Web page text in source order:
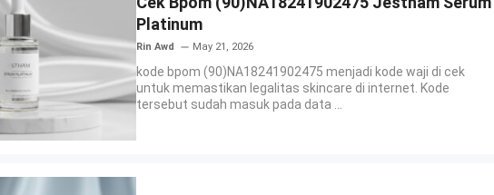
Platinum
Rin Awd May 21, 2026
kode bpom (90)NA18241902475 menjadi kode waji di cek
untuk memastikan legalitas skincare di internet. Kode
tersebut sudah masuk pada data ...